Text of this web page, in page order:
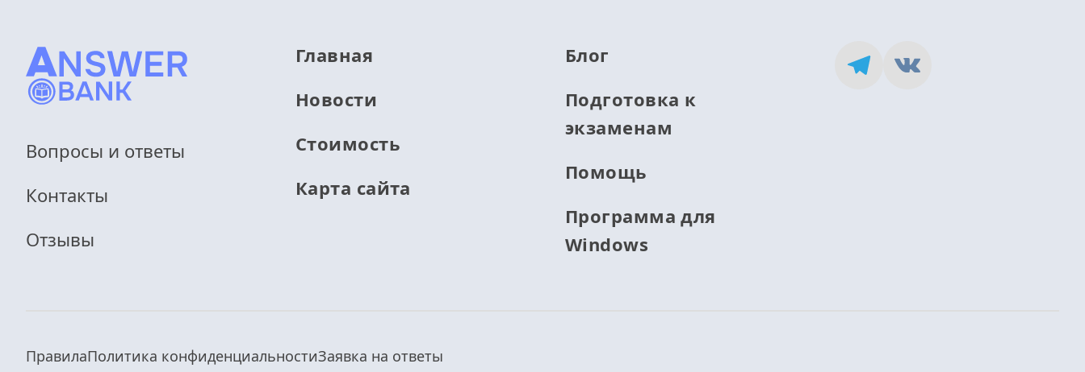
Вопросы и ответы
Контакты
Отзывы
Главная
Новости
Стоимость
Карта сайта
Блог
Подготовка к
экзаменам
Помощь
Программа для
Windows
ПравилаПолитика конфиденциальностиЗаявка на ответы